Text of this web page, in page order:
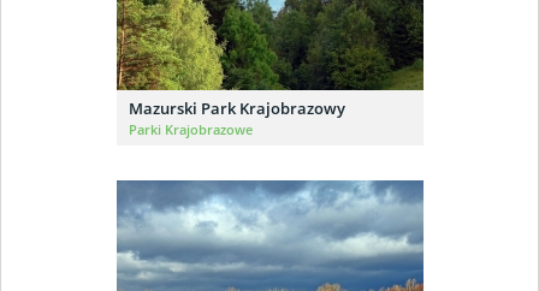
Mazurski Park Krajobrazowy
Parki Krajobrazowe